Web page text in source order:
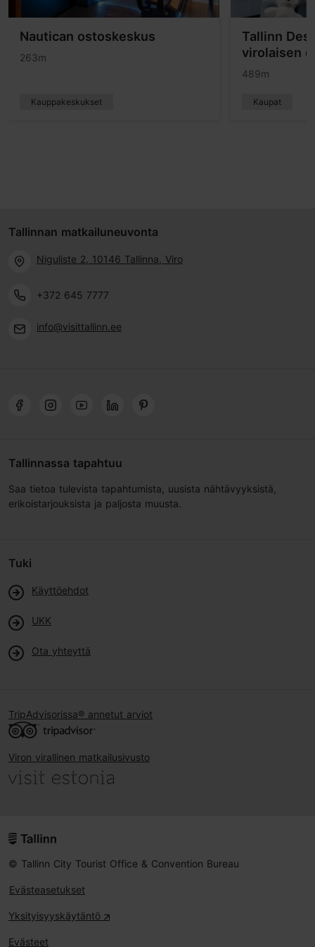
Nautican ostoskeskus
263m
Kauppakeskukset
Tallinn
virolaisen
489m
Kaupat
Tallinnan matkailuneuvonta
Niguliste 2, 10146 Tallinna, Viro
+372 645 7777
info@visittallinn.ee
Tallinnassa tapahtuu
Saa tietoa tulevista tapahtumista, uusista nähtävyyksistä,
erikoistarjouksista ja paljosta muusta.
Tuki
Käyttöehdot
UKK
Ota yhteyttä
TripAdvisorissa® annetut arviot
Viron virallinen matkailusivusto
© Tallinn City Tourist Office & Convention Bureau
Evästeasetukset
Yksityisyyskäytäntö
Evästeet